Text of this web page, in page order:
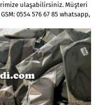
ulaşabilirsiniz. Müşteri
0554 576 67 85 whatsapp,